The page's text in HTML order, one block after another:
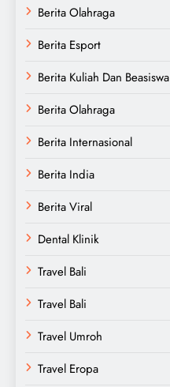
Berita Olahraga
Berita Esport
Berita Kuliah Dan Beasiswa
Berita Olahraga
Berita Internasional
Berita India
Berita Viral
Dental Klinik
Travel Bali
Travel Bali
Travel Umroh
Travel Eropa